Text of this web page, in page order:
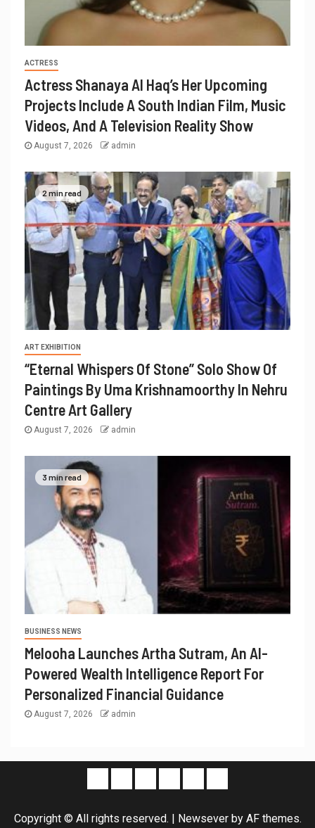
ACTRESS
Actress Shanaya Al Haq’s Her Upcoming
Projects Include A South Indian Film, Music
Videos, And A Television Reality Show
August 7, 2026 admin
2 min read
ART EXHIBITION
“Eternal Whispers Of Stone” Solo Show Of
Paintings By Uma Krishnamoorthy In Nehru
Centre Art Gallery
August 7, 2026 admin
3 min read
BUSINESS NEWS
Melooha Launches Artha Sutram, An AI-
Powered Wealth Intelligence Report For
Personalized Financial Guidance
August 7, 2026 admin
Copyright © All rights reserved. | Newseverby AF themes.